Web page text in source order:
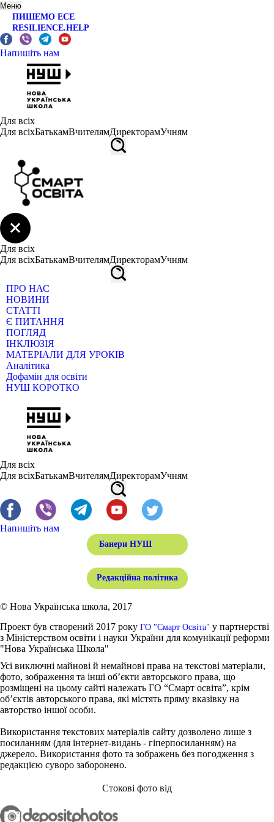
Меню
ПИШЕМО ЕСЕ
RESILIENCE.HELP
Напишіть нам
Для всіх
Для всіхБатькамВчителямДиректорамУчням
Для всіх
Для всіхБатькамВчителямДиректорамУчням
ПРО НАС
НОВИНИ
СТАТТІ
Є ПИТАННЯ
ПОГЛЯД
ІНКЛЮЗІЯ
МАТЕРІАЛИ ДЛЯ УРОКІВ
Аналітика
Дофамін для освіти
НУШ КОРОТКО
Для всіх
Для всіхБатькамВчителямДиректорамУчням
Напишіть нам
Банери НУШ
Редакційна політика
© Нова Українська школа, 2017
Проект був створений 2017 року ГО "Смарт Освіта" у партнерстві
з Міністерством освіти і науки України для комунікації реформи
"Нова Українська Школа"
Усі виключні майнові й немайнові права на текстові матеріали,
фото, зображення та інші об’єкти авторського права, що
розміщені на цьому сайті належать ГО “Смарт освіта”, крім
об’єктів авторського права, які містять пряму вказівку на
авторство іншої особи.
Використання текстових матеріалів сайту дозволено лише з
посиланням (для інтернет-видань - гіперпосиланням) на
джерело. Використання фото та зображень без погодження з
редакцією суворо заборонено.
Стокові фото від